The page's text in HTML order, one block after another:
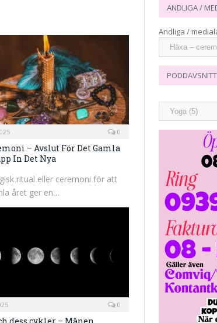
0
– Avslut För Det Gamla
In Det Nya
ritual eller ceremoni för att
året ger en…
0
ANDLIGA /
Andliga /